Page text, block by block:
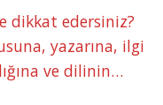
dikkat edersiniz?
yazarına, ilgi
ve dilinin…